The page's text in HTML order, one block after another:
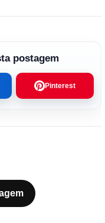
postagem
Pinterest